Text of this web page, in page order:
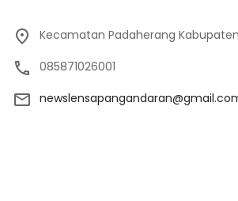
Kecamatan Padaherang
085871026001